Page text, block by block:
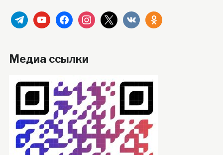
telegramyoutubefacebookinstagram
x vkontakteodnoklassniki
Медиа ссылки